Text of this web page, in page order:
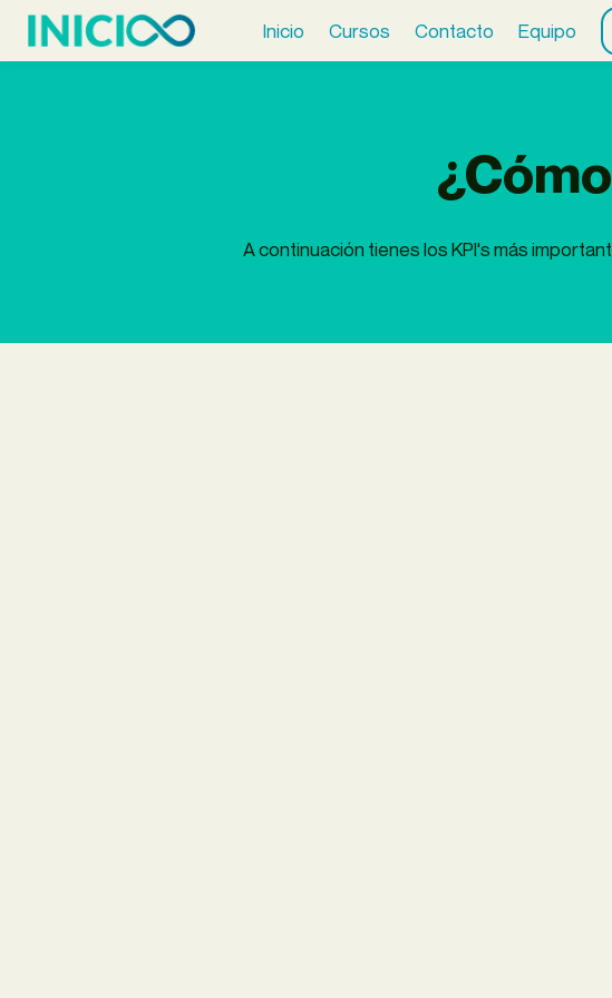
Inicio Cursos Contacto Equipo
A continuación tienes los KPI's más